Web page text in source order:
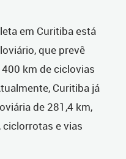
em Curitiba está
que prevê
km de ciclovias
Curitiba já
de 281,4 km,
e vias